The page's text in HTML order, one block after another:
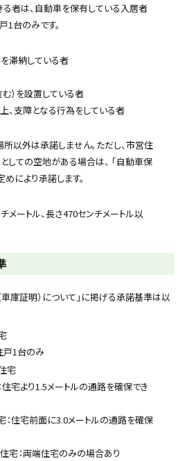
者は、自動車を保有している入居者
1台のみです。
滞納している者
）を設置している者
、支障となる行為をしている者
以外は承諾しません。ただし、市営住
しての空地がある場合は、 「自動車保
により承諾します。
メートル、長さ470センチメートル以
庫証明）について」に掲げる承諾基準は以
戸1台のみ
宅
宅より1.5メートルの通路を確保でき
：住宅前面に3.0メートルの通路を確保
宅：両端住宅のみの場合あり